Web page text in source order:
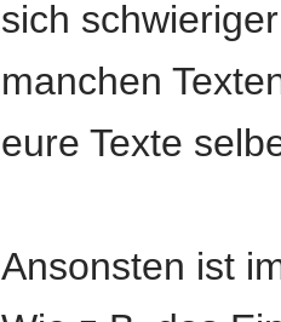
sich
manchen
eure Texte
Ansonsten ist